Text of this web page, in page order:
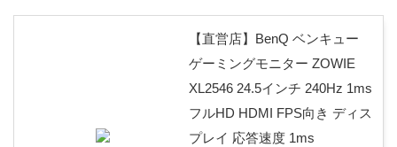
【直営店】BenQ ベンキュー
ゲーミングモニター ZOWIE
XL2546 24.5インチ 240Hz 1ms
フルHD HDMI FPS向き ディス
プレイ 応答速度 1ms